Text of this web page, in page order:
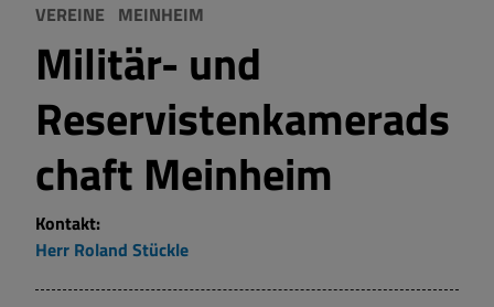
VEREINE MEINHEIM
Militär- und
Reservistenkamerads
chaft Meinheim
Kontakt:
Herr Roland Stückle